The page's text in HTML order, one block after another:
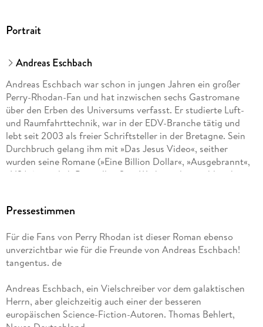
Portrait
Andreas Eschbach
Andreas Eschbach war schon in jungen Jahren ein großer
Perry-Rhodan-Fan und hat inzwischen sechs Gastromane
über den Erben des Universums verfasst. Er studierte Luft-
und Raumfahrttechnik, war in der EDV-Branche tätig und
lebt seit 2003 als freier Schriftsteller in der Bretagne. Sein
Durchbruch gelang ihm mit »Das Jesus Video«, seither
wurden seine Romane (»Eine Billion Dollar«, »Ausgebrannt«,
»NSA«) sämtlich Bestseller. Sein Werk wurde in zahlreiche
Pressestimmen
Für die Fans von Perry Rhodan ist dieser Roman ebenso
unverzichtbar wie für die Freunde von Andreas Eschbach!
tangentus. de
Andreas Eschbach, ein Vielschreiber vor dem galaktischen
Herrn, aber gleichzeitig auch einer der besseren
europäischen Science-Fiction-Autoren. Thomas Behlert,